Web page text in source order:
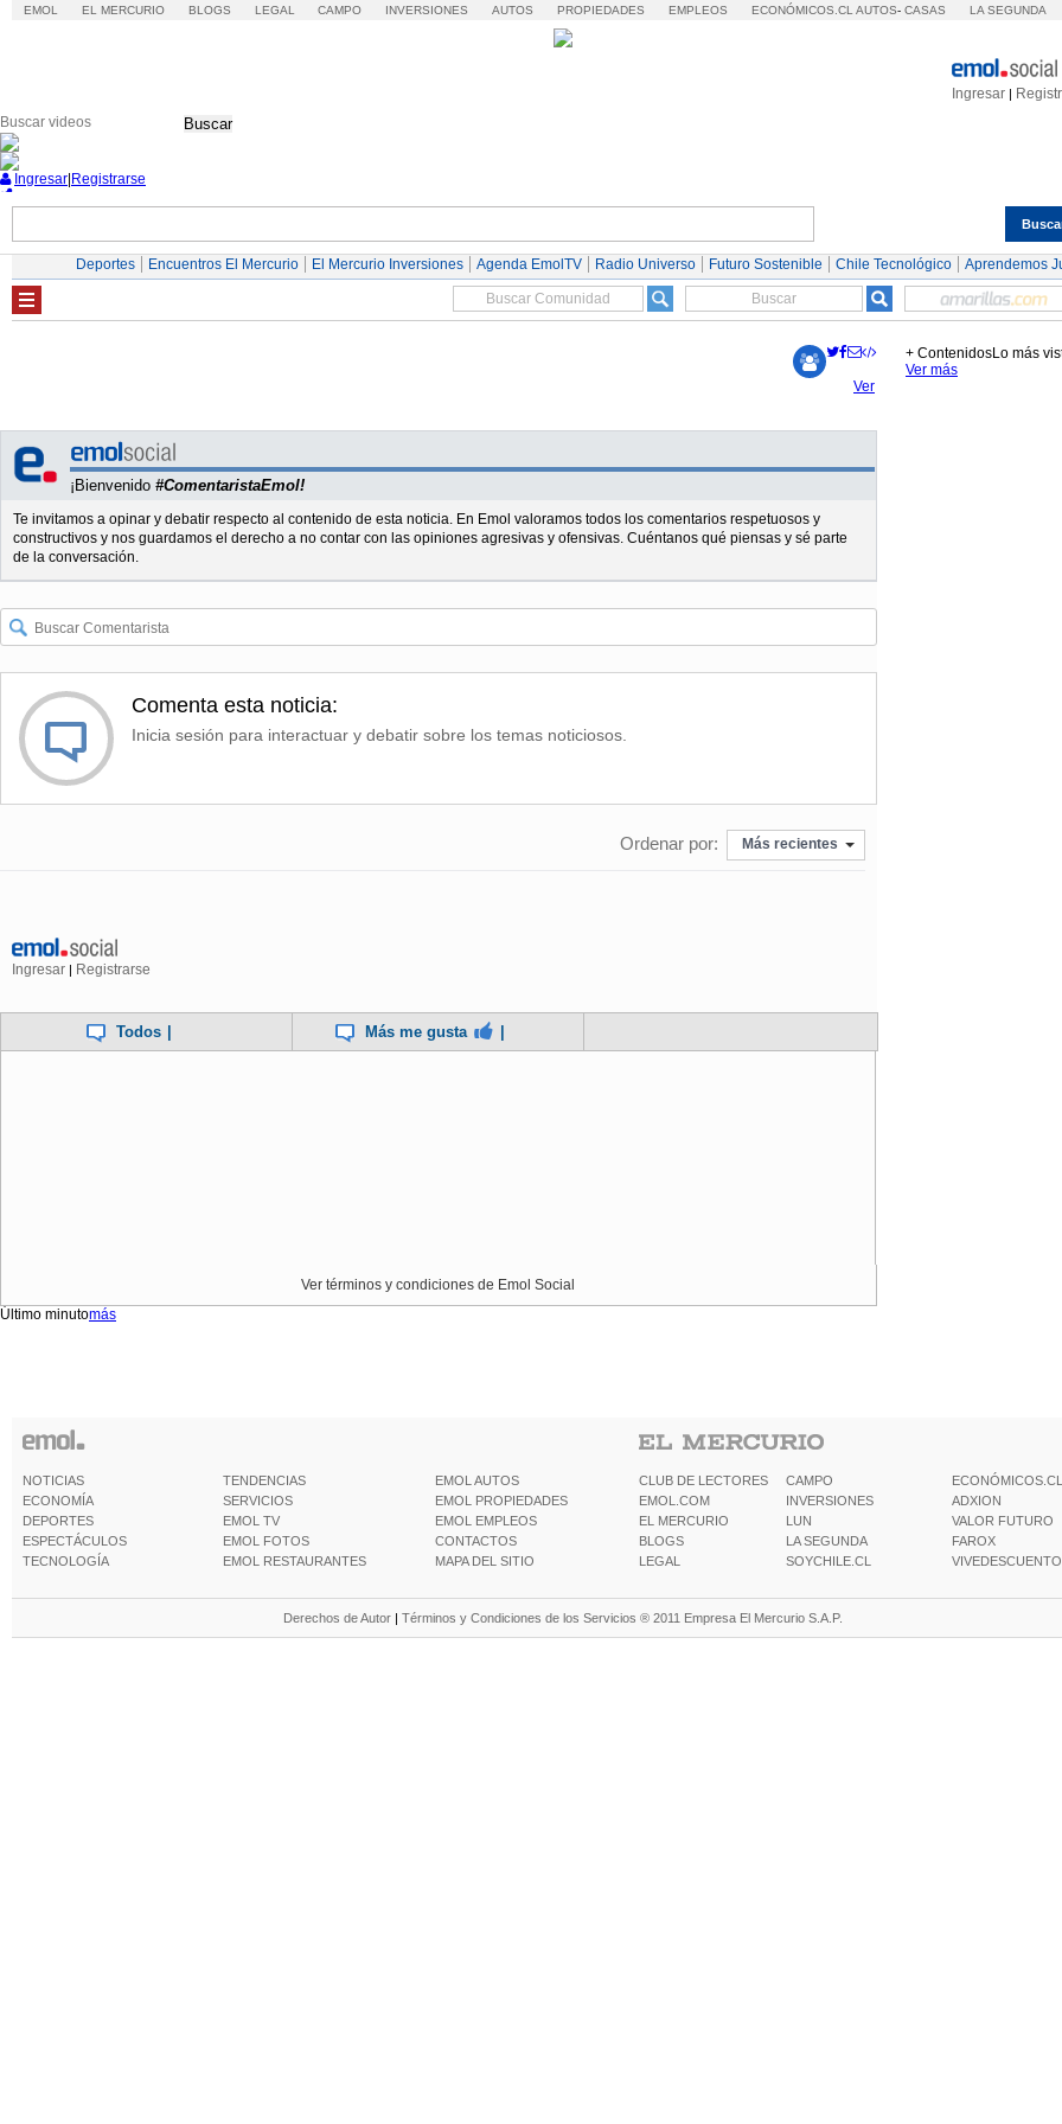
EMOL EL MERCURIO BLOGS LEGAL CAMPO INVERSIONES AUTOS PROPIEDADES EMPLEOS ECONÓMICOS.CL AUTOS- CASAS LA SEGUNDA
Ingresar |
Buscar
Ingresar Registrarse
Deportes Encuentros El Mercurio El Mercurio Inversiones Agenda EmolTV Radio Universo Futuro Sostenible Chile Tecnológico Aprendemos
¡Bienvenido #ComentaristaEmol!
Te invitamos a opinar y debatir respecto al contenido de esta noticia. En Emol valoramos todos los comentarios respetuosos y
constructivos y nos guardamos el derecho a no contar con las opiniones agresivas y ofensivas. Cuéntanos qué piensas y sé parte
de la conversación.
Comenta esta noticia:
Inicia sesión para interactuar y debatir sobre los temas noticiosos.
Ordenar por: Más recientes
Ingresar | Registrarse
Todos | Más me gusta |
Ver términos y condiciones de Emol Social
Último minuto
Ver
más
Lo más
+ Contenidos
Ver más
NOTICIAS
ECONOMÍA
DEPORTES
ESPECTÁCULOS
TECNOLOGÍA
TENDENCIAS
SERVICIOS
EMOL TV
EMOL FOTOS
EMOL RESTAURANTES
EMOL AUTOS
EMOL PROPIEDADES
EMOL EMPLEOS
CONTACTOS
MAPA DEL SITIO
CLUB DE LECTORES
EMOL.COM
EL MERCURIO
BLOGS
LEGAL
CAMPO
INVERSIONES
LUN
LA SEGUNDA
SOYCHILE.CL
ECONÓMICOS.CL
ADXION
VALOR FUTURO
FAROX
Derechos de Autor | Términos y Condiciones de los Servicios ® 2011 Empresa El Mercurio S.A.P.